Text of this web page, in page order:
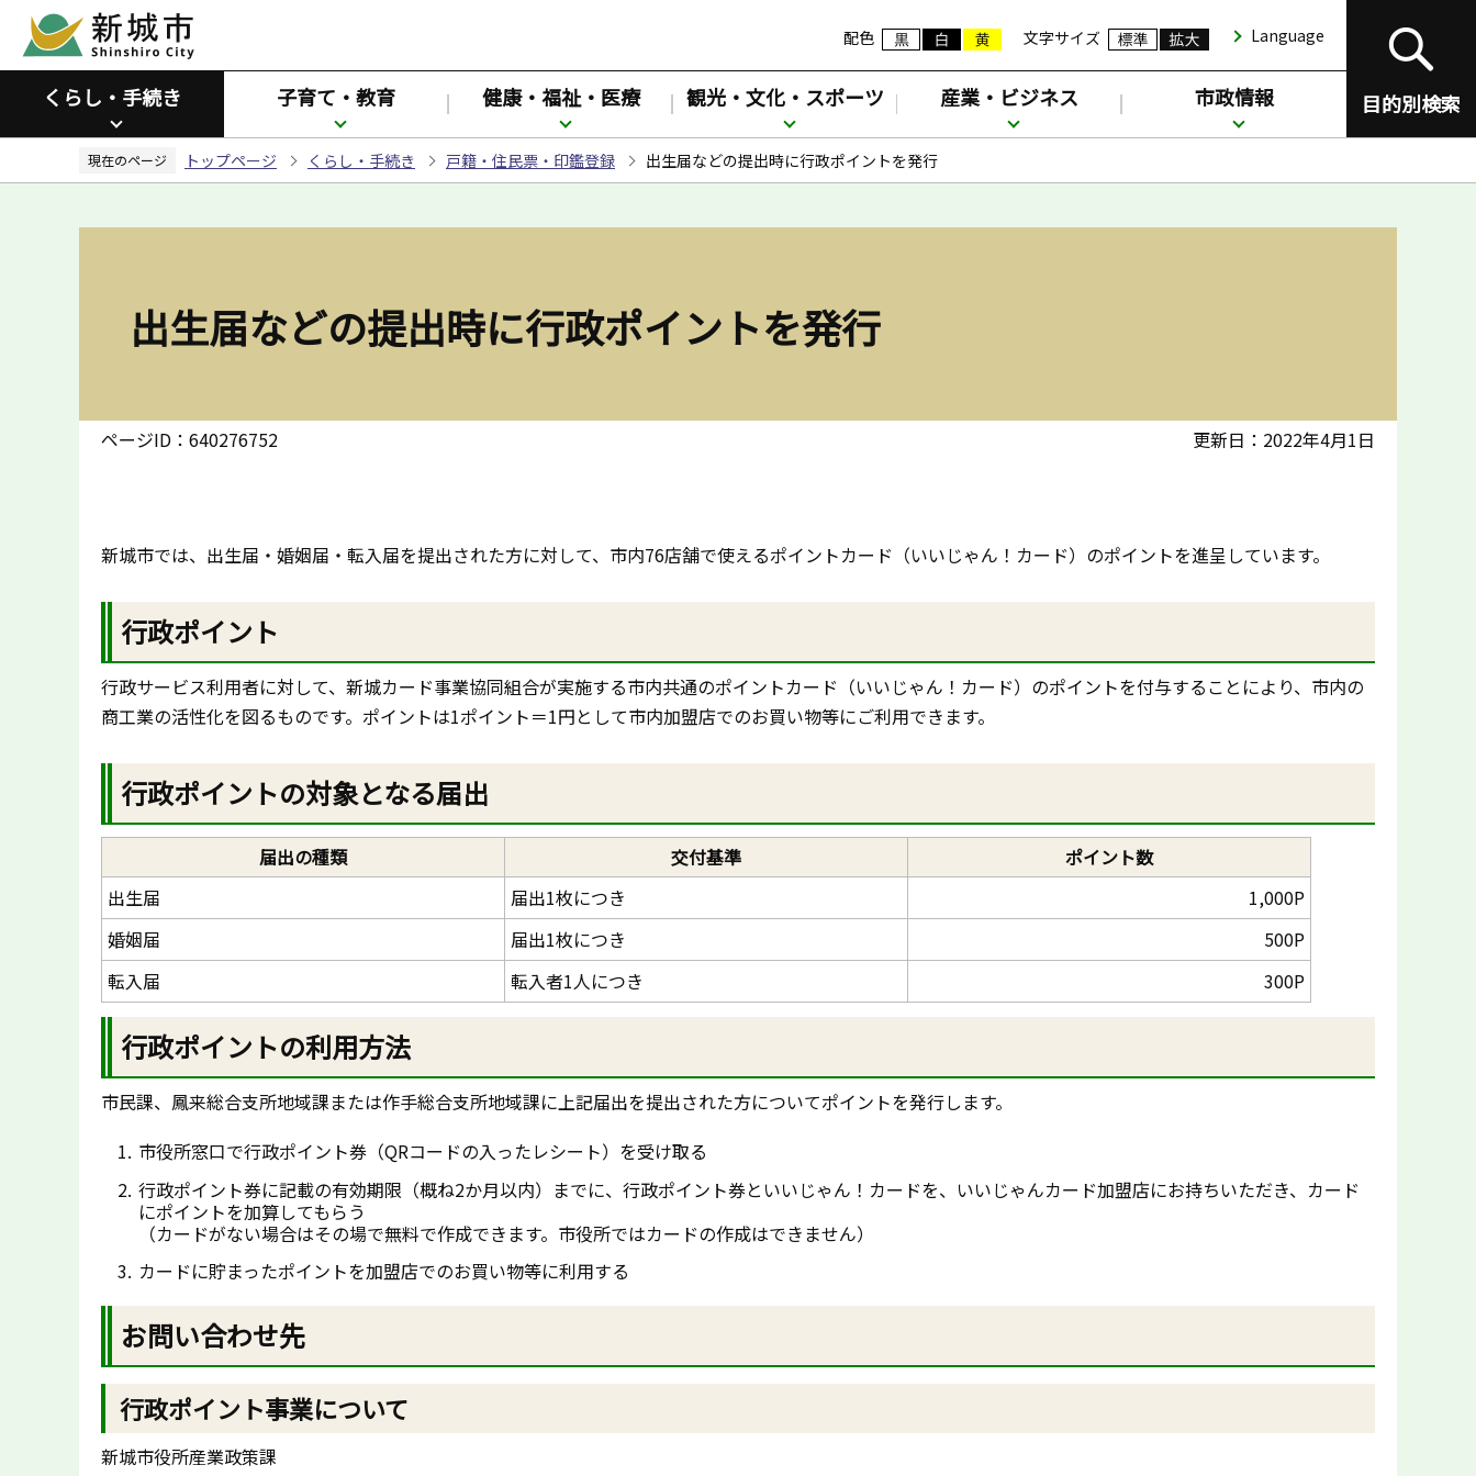
ペ
ジ
先
配色 文字サイズ Language
目的別検索
くらし・手続き 子育て・教育 健康・福祉・医療 観光・文化・スポーツ 産業・ビジネス 市政情報
現在のページ トップページ くらし・手続き 戸籍・住民票・印鑑登録 出生届などの提出時に行政ポイントを発行
出生届などの提出時に行政ポイントを発行
ページID：640276752 更新日：2022年4月1日
新城市では、出生届・婚姻届・転入届を提出された方に対して、市内76店舗で使えるポイントカード（いいじゃん！カード）のポイントを進呈しています。
行政ポイント
行政サービス利用者に対して、新城カード事業協同組合が実施する市内共通のポイントカード（いいじゃん！カード）のポイントを付与することにより、市内の
商工業の活性化を図るものです。ポイントは1ポイント＝1円として市内加盟店でのお買い物等にご利用できます。
行政ポイントの対象となる届出
届出の種類 交付基準
ポイント数
出生届
届出1枚につき
1,000P
婚姻届
届出1枚につき
500P
転入届
転入者1人につき 300P
行政ポイントの利用方法
市民課、鳳来総合支所地域課または作手総合支所地域課に上記届出を提出された方についてポイントを発行します。
市役所窓口で行政ポイント券（QRコードの入ったレシート）を受け取る
行政ポイント券に記載の有効期限（概ね2か月以内）までに、行政ポイント券といいじゃん！カードを、いいじゃんカード加盟店にお持ちいただき、カード
にポイントを加算してもらう
（カードがない場合はその場で無料で作成できます。市役所ではカードの作成はできません）
カードに貯まったポイントを加盟店でのお買い物等に利用する
お問い合わせ先
行政ポイント事業について
新城市役所産業政策課